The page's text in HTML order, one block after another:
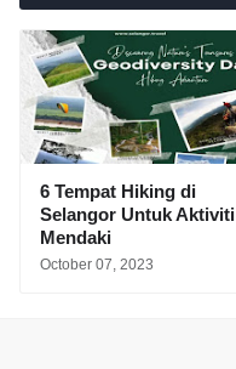
6 Tempat Hiking di
Selangor Untuk Aktiviti
Mendaki
October 07, 2023